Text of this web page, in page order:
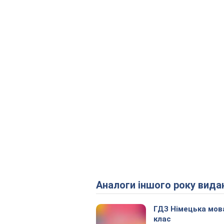
Аналоги іншого року
ГДЗ Німецька
клас